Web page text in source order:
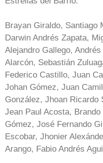
Brayan Giraldo, Santiago
Darwin Andrés Zapata,
Alejandro Gallego,
Alarcón, Sebastián
Federico Castillo, Juan
Johan Gómez, Juan
González, Jhoan Ricardo
Jean Paul Acosta,
Gómez, José Fernando
Escobar, Jhonier
Arango, Fabio Andrés